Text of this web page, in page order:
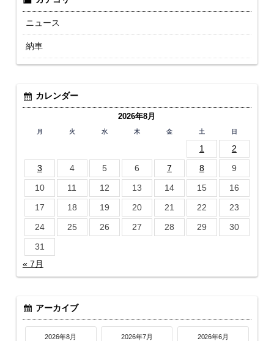
ニュース
納車
カレンダー
2026年8月
月 火 水 木 金 土 日
1
2
3
4 5 6 7 8
9
10
11 12 13 14 15
16
17
18 19 20 21 22
23
24
25 26 27 28 29
30
31
« 7月
アーカイブ
2026年8月 2026年7月 2026年6月